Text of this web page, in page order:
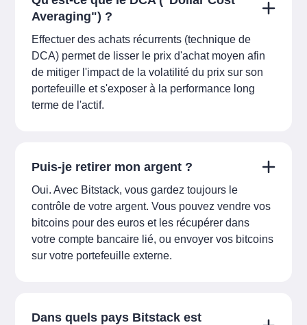
Averaging") ?
Effectuer des achats récurrents (technique de
DCA) permet de lisser le prix d'achat moyen afin
de mitiger l'impact de la volatilité du prix sur son
portefeuille et s'exposer à la performance long
terme de l'actif.
Puis-je retirer mon argent ?
Oui. Avec Bitstack, vous gardez toujours le
contrôle de votre argent. Vous pouvez vendre vos
bitcoins pour des euros et les récupérer dans
votre compte bancaire lié, ou envoyer vos bitcoins
sur votre portefeuille externe.
Dans quels pays Bitstack est